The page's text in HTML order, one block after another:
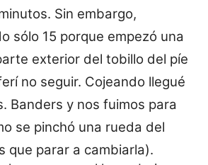
Sin embargo,
sólo 15 porque empezó una
exterior del tobillo del píe
no seguir. Cojeando llegué
Banders y nos fuimos para
se pinchó una rueda del
que parar a cambiarla).